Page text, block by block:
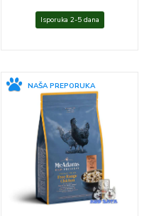
Isporuka 2-5 dana
NAŠA PREPORUKA